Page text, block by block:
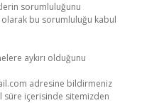
sorumluluğunu
bu sorumluluğu kabul
aykırı olduğunu
adresine bildirmeniz
süre içerisinde sitemizden